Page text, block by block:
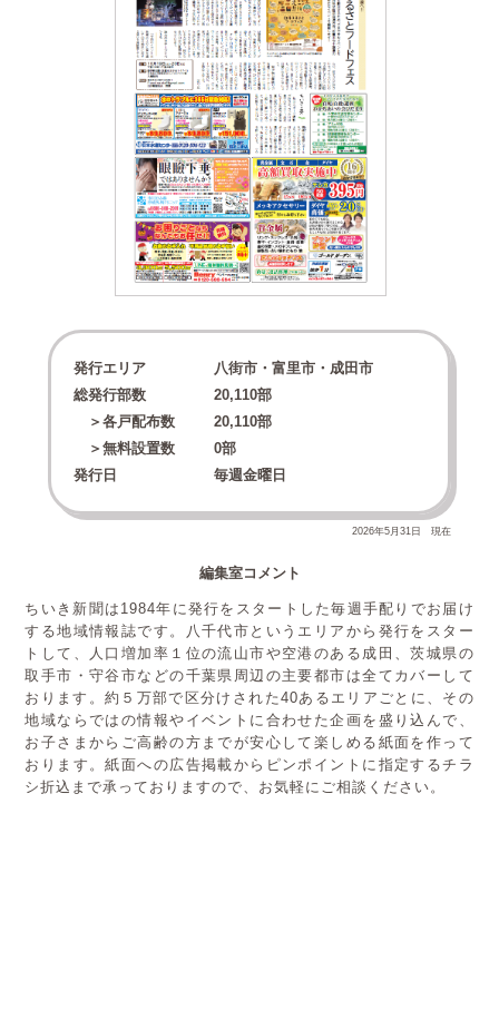
発行エリア
八街市・富里市・成田市
総発行部数
20,110部
＞各戸配布数
20,110部
＞無料設置数
0部
発行日
毎週金曜日
2026年5月31日 現在
編集室コメント
ちいき新聞は1984年に発行をスタートした毎週手配りでお届け
する地域情報誌です。八千代市というエリアから発行をスター
トして、人口増加率１位の流山市や空港のある成田、茨城県の
取手市・守谷市などの千葉県周辺の主要都市は全てカバーして
おります。約５万部で区分けされた40あるエリアごとに、その
地域ならではの情報やイベントに合わせた企画を盛り込んで、
お子さまからご高齢の方までが安心して楽しめる紙面を作って
おります。紙面への広告掲載からピンポイントに指定するチラ
シ折込まで承っておりますので、お気軽にご相談ください。